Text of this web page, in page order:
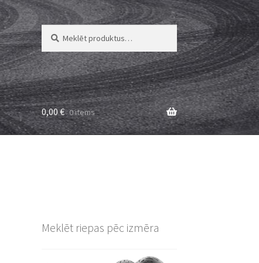
Meklēt:
Meklēt
0,00€ 0 items
Meklēt riepas pēc izmēra